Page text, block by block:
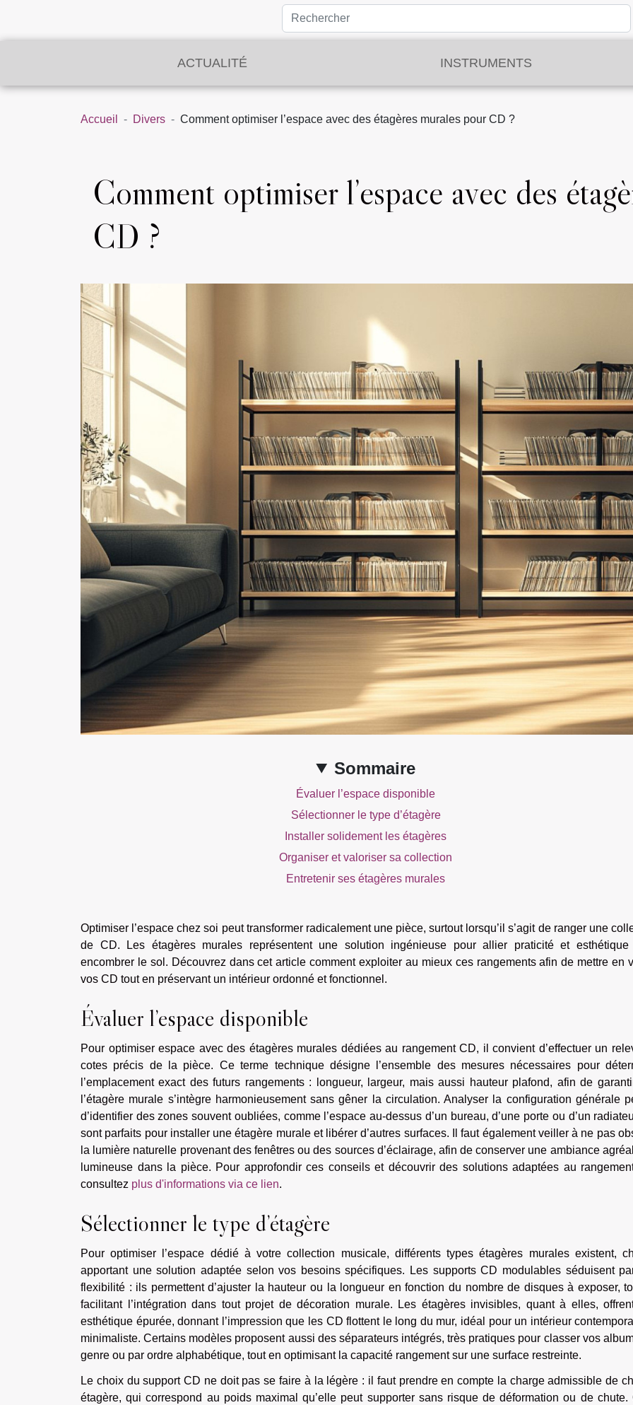
ACTUALITÉ INSTRUMENTS
Accueil Divers Comment optimiser l’espace avec des étagères murales pour CD ?
Comment optimiser l’espace avec des
CD ?
Sommaire
Évaluer l’espace disponible
Sélectionner le type d’étagère
Installer solidement les étagères
Organiser et valoriser sa collection
Entretenir ses étagères murales
Optimiser l’espace chez soi peut transformer radicalement une pièce, surtout lorsqu’il s’agit de ranger une
de CD. Les étagères murales représentent une solution ingénieuse pour allier praticité et esthétique
encombrer le sol. Découvrez dans cet article comment exploiter au mieux ces rangements afin de mettre en
vos CD tout en préservant un intérieur ordonné et fonctionnel.
Évaluer l’espace disponible
Pour optimiser espace avec des étagères murales dédiées au rangement CD, il convient d’effectuer un
cotes précis de la pièce. Ce terme technique désigne l’ensemble des mesures nécessaires pour
l’emplacement exact des futurs rangements : longueur, largeur, mais aussi hauteur plafond, afin de
l’étagère murale s’intègre harmonieusement sans gêner la circulation. Analyser la configuration générale
d’identifier des zones souvent oubliées, comme l’espace au-dessus d’un bureau, d’une porte ou d’un
sont parfaits pour installer une étagère murale et libérer d’autres surfaces. Il faut également veiller à ne pas
la lumière naturelle provenant des fenêtres ou des sources d’éclairage, afin de conserver une ambiance
lumineuse dans la pièce. Pour approfondir ces conseils et découvrir des solutions adaptées au
consultez plus d'informations via ce lien.
Sélectionner le type d’étagère
Pour optimiser l’espace dédié à votre collection musicale, différents types étagères murales existent,
apportant une solution adaptée selon vos besoins spécifiques. Les supports CD modulables séduisent
flexibilité : ils permettent d’ajuster la hauteur ou la longueur en fonction du nombre de disques à exposer,
facilitant l’intégration dans tout projet de décoration murale. Les étagères invisibles, quant à elles,
esthétique épurée, donnant l’impression que les CD flottent le long du mur, idéal pour un intérieur
minimaliste. Certains modèles proposent aussi des séparateurs intégrés, très pratiques pour classer vos
genre ou par ordre alphabétique, tout en optimisant la capacité rangement sur une surface restreinte.
Le choix du support CD ne doit pas se faire à la légère : il faut prendre en compte la charge admissible de
étagère, qui correspond au poids maximal qu’elle peut supporter sans risque de déformation ou de chute.